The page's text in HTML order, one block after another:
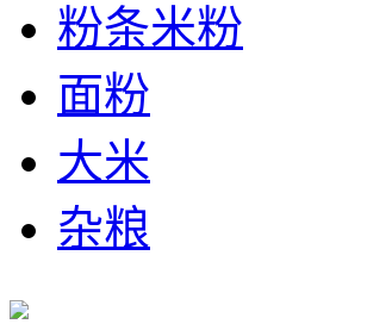
粉条米粉
面粉
大米
杂粮